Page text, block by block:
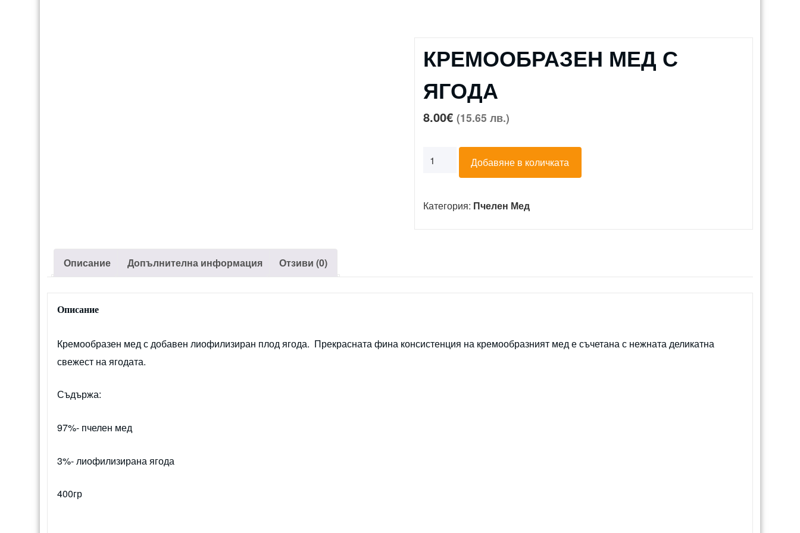
КРЕМООБРАЗЕН МЕД С
ЯГОДА
8.00€ (15.65 лв.)
количество
МЕД
Добавяне в количката
Категория: Пчелен Мед
Описание Допълнителна информация Отзиви (0)
Описание
Кремообразен мед с добавен лиофилизиран плод ягода. Прекрасната фина консистенция на кремообразният мед е съчетана с нежната деликатна
свежест на ягодата.
Съдържа:
97%- пчелен мед
3%- лиофилизирана ягода
400гр